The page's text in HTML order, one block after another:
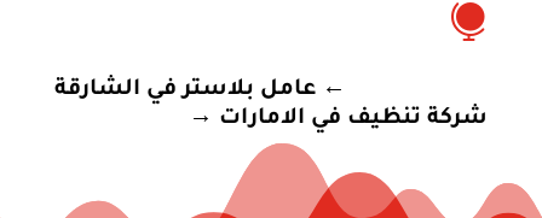

←عامل بلاستر في الشارقة
شركة تنظيف في الامارات →